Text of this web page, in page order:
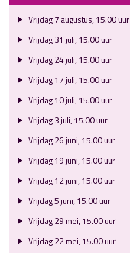
Vrijdag 7 augustus, 15.00 uur
Vrijdag 31 juli, 15.00 uur
Vrijdag 24 juli, 15.00 uur
Vrijdag 17 juli, 15.00 uur
Vrijdag 10 juli, 15.00 uur
Vrijdag 3 juli, 15.00 uur
Vrijdag 26 juni, 15.00 uur
Vrijdag 19 juni, 15.00 uur
Vrijdag 12 juni, 15.00 uur
Vrijdag 5 juni, 15.00 uur
Vrijdag 29 mei, 15.00 uur
Vrijdag 22 mei, 15.00 uur